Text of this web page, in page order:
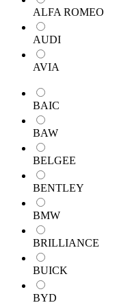
ALFA ROMEO
AUDI
AVIA
BAIC
BAW
BELGEE
BENTLEY
BMW
BRILLIANCE
BUICK
BYD